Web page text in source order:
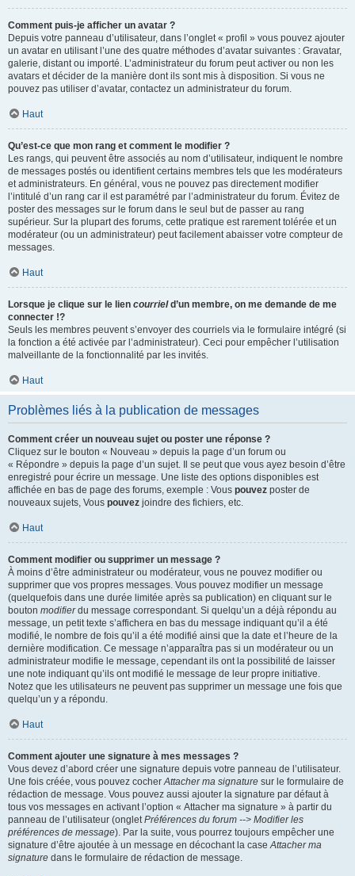
Comment puis-je afficher un avatar ?
Depuis votre panneau d’utilisateur, dans l’onglet « profil » vous pouvez ajouter
un avatar en utilisant l’une des quatre méthodes d’avatar suivantes : Gravatar,
galerie, distant ou importé. L’administrateur du forum peut activer ou non les
avatars et décider de la manière dont ils sont mis à disposition. Si vous ne
pouvez pas utiliser d’avatar, contactez un administrateur du forum.
Haut
Qu’est-ce que mon rang et comment le modifier ?
Les rangs, qui peuvent être associés au nom d’utilisateur, indiquent le nombre
de messages postés ou identifient certains membres tels que les modérateurs
et administrateurs. En général, vous ne pouvez pas directement modifier
l’intitulé d’un rang car il est paramétré par l’administrateur du forum. Évitez de
poster des messages sur le forum dans le seul but de passer au rang
supérieur. Sur la plupart des forums, cette pratique est rarement tolérée et un
modérateur (ou un administrateur) peut facilement abaisser votre compteur de
messages.
Haut
Lorsque je clique sur le lien courrield’un membre, on me demande de me
connecter !?
Seuls les membres peuvent s’envoyer des courriels via le formulaire intégré (si
la fonction a été activée par l’administrateur). Ceci pour empêcher l’utilisation
malveillante de la fonctionnalité par les invités.
Haut
Problèmes liés à la publication de messages
Comment créer un nouveau sujet ou poster une réponse ?
Cliquez sur le bouton « Nouveau » depuis la page d’un forum ou
« Répondre » depuis la page d’un sujet. Il se peut que vous ayez besoin d’être
enregistré pour écrire un message. Une liste des options disponibles est
affichée en bas de page des forums, exemple : Vous pouvez poster de
nouveaux sujets, Vous pouvez joindre des fichiers, etc.
Haut
Comment modifier ou supprimer un message ?
À moins d’être administrateur ou modérateur, vous ne pouvez modifier ou
supprimer que vos propres messages. Vous pouvez modifier un message
(quelquefois dans une durée limitée après sa publication) en cliquant sur le
bouton modifierdu message correspondant. Si quelqu’un a déjà répondu au
message, un petit texte s’affichera en bas du message indiquant qu’il a été
modifié, le nombre de fois qu’il a été modifié ainsi que la date et l’heure de la
dernière modification. Ce message n’apparaîtra pas si un modérateur ou un
administrateur modifie le message, cependant ils ont la possibilité de laisser
une note indiquant qu’ils ont modifié le message de leur propre initiative.
Notez que les utilisateurs ne peuvent pas supprimer un message une fois que
quelqu’un y a répondu.
Haut
Comment ajouter une signature à mes messages ?
Vous devez d’abord créer une signature depuis votre panneau de l’utilisateur.
Une fois créée, vous pouvez cocherAttacher ma signature sur le formulaire de
rédaction de message. Vous pouvez aussi ajouter la signature par défaut à
tous vos messages en activant l’option « Attacher ma signature » à partir du
panneau de l’utilisateur (ongletPréférences du forum --> Modifier les
préférences de message). Par la suite, vous pourrez toujours empêcher une
signature d’être ajoutée à un message en décochant la caseAttacher ma
signature dans le formulaire de rédaction de message.